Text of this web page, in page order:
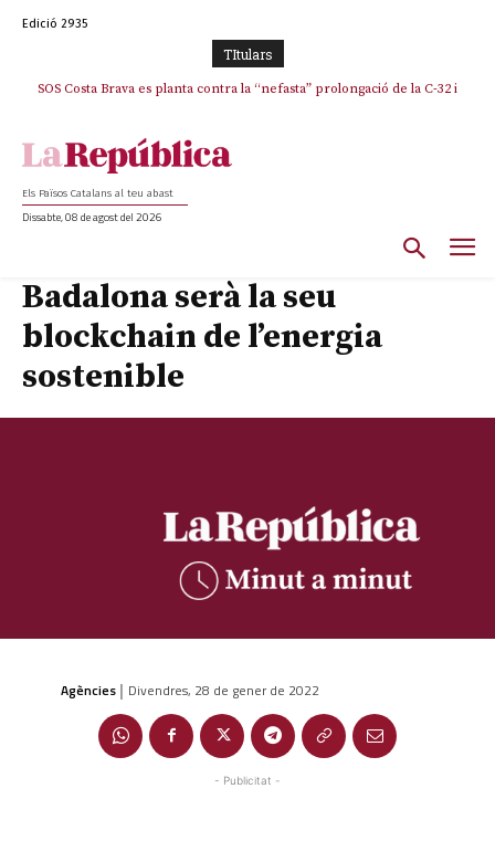
Edició 2935
TItulars
SOS Costa Brava es planta contra la “nefasta” prolongació de la C-32 i
Els Països Catalans al teu abast
Dissabte, 08 de agost del 2026
Badalona serà la seu
blockchain de l’energia
sostenible
Agències | Divendres, 28 de gener de 2022
- Publicitat -